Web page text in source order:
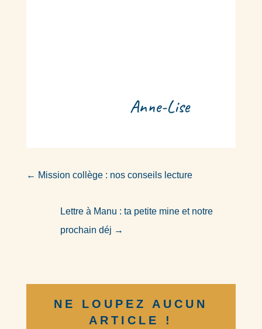
Anne-Lise
← Mission collège : nos conseils lecture
Lettre à Manu : ta petite mine et notre
prochain déj →
NE LOUPEZ AUCUN
ARTICLE !